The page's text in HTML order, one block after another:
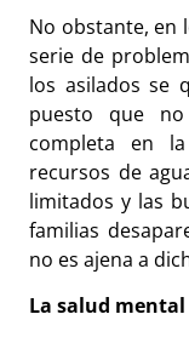
No obstante, en
serie de
los asilados se
puesto que
completa en
recursos de
limitados y las
familias
no es ajena a
La salud